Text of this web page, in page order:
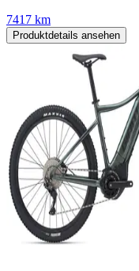
7417 km
Produktdetails ansehen